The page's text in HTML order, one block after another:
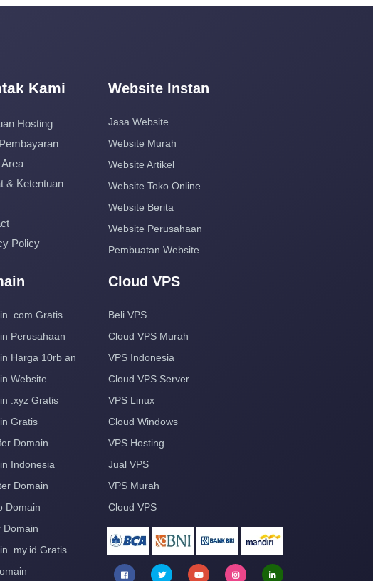
Kami
Hosting
& Ketentuan
Policy
Website Instan
Jasa Website
Website Murah
Website Artikel
Website Toko Online
Website Berita
Website Perusahaan
Pembuatan Website
.com Gratis
Perusahaan
Harga 10rb an
Website
.xyz Gratis
Gratis
Domain
Indonesia
Domain
Domain
Domain
.my.id Gratis
Cloud VPS
Beli VPS
Cloud VPS Murah
VPS Indonesia
Cloud VPS Server
VPS Linux
Cloud Windows
VPS Hosting
Jual VPS
VPS Murah
Cloud VPS